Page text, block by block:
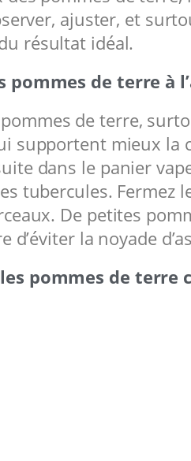
ajuster, et
résultat idéal.
pommes de terre à
de terre,
supportent mieux la
dans le panier
tubercules.
De petites
d’éviter la noyade
pommes de